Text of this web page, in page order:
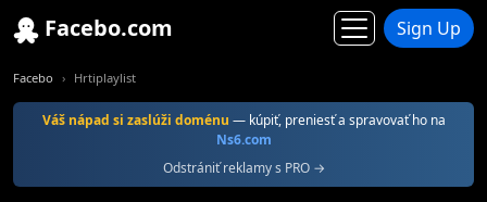
Facebo.com Sign Up
Facebo Hrtiplaylist
Váš nápad si zaslúži doménu — kúpiť, preniesť a spravovať ho na
Ns6.com
Odstrániť reklamy s PRO →